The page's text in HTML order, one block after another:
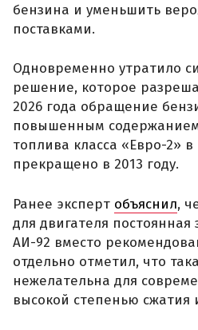
бензина и уменьшить
поставками.
Одновременно утратило
решение, которое
2026 года обращение
повышенным
топлива класса «Евро-2»
прекращено в 2013 году.
Ранее эксперт объяснил,
для двигателя
АИ-92 вместо
отдельно отметил, что
нежелательна для
высокой степенью сжатия